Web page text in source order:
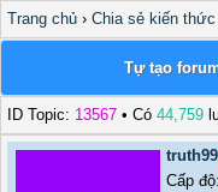
Trang chủ › Chia sẻ kiến thức
Tự tạo
ID Topic: 13567 • Có 44,759
truth99
Cấp độ: